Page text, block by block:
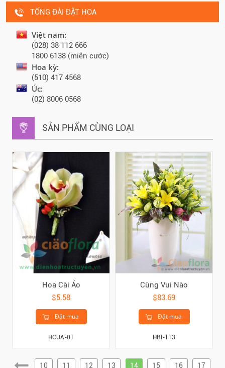
TỔNG ĐÀI ĐẶT HOA
Việt nam:
(028) 38 112 666
1800 6138 (miễn cước)
Hoa kỳ:
(510) 417 4568
Úc:
(02) 8006 0568
SẢN PHẨM CÙNG LOẠI
Hoa Cài Áo
$5.58
Đặt mua
HCUA-01
Cùng Vui Nào
$83.69
Đặt mua
HBI-113
10 11 12 13 14 15 16
17